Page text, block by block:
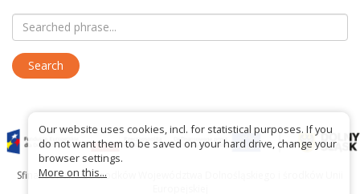
Sfinansowano ze środków Województwa Dolnośląskiego i środków Unii
Our website uses cookies, incl. for statistical purposes. If you
do not want them to be saved on your hard drive, change your
browser settings.
More on this...